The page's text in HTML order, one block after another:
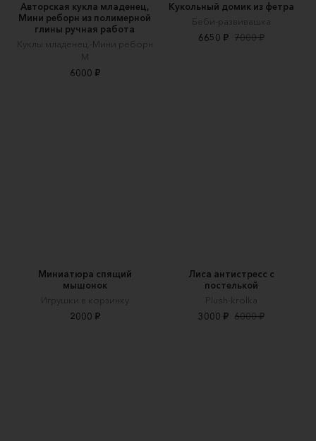
Авторская кукла младенец,
Мини реборн из полимерной
глины ручная работа
Куклы младенец -Мини реборн
М
6000 ₽
Кукольный домик из фетра
Беби-развивашка
6650 ₽ 7000 ₽
Миниатюра спящий
мышонок
Игрушки в корзинку
2000 ₽
Лиса антистресс с
постелькой
Plush-krolka
3000 ₽ 6000 ₽